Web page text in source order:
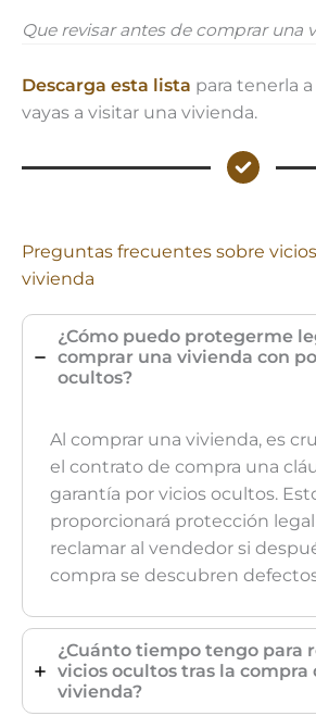
Que revisar antes de comprar una
Descarga esta lista para tenerla
vayas a visitar una vivienda.
Preguntas frecuentes sobre
vivienda
¿Cómo puedo protegerme
comprar una vivienda con
ocultos?
Al comprar una vivienda, es
el contrato de compra una
garantía por vicios ocultos.
proporcionará protección
reclamar al vendedor si
compra se descubren
¿Cuánto tiempo tengo para
vicios ocultos tras la compra
vivienda?